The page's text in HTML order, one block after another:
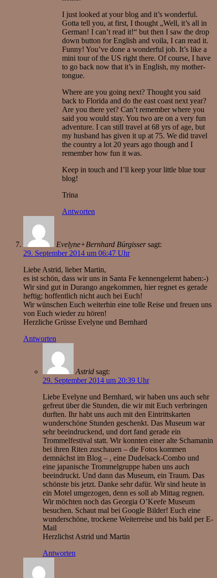
I just looked at your blog and it’s wonderful.
Gotta tell you, at first, I thought „Well, it’s all in
German! I can’t read it!“ but then I saw the drop
down button for English and voila, I can read it.
Funny! You’ve done a wonderful job. It’s like a
mini tour of the US right there. Of course, I have
to go back now that it’s in English, my mother-
tongue.
Where are you going next? Thought you said
back to Florida and do the east coast next year?
Are you there yet? Can’t remember where you
said you would stay. You two are on a very fun
adventure. I can still travel at 68 yrs of age, but
my husband has given it up at 75. We did travel
the country a lot 20 years ago though and I
remember how fun it was.
Keep in touch and I’ll keep your little blue tour
blog!
Trina
Antworten
Evelyne+Bernhard Bürgisser sagt:
29. September 2014 um 06:47 Uhr
Liebe Astrid, lieber Martin,
es ist schön, dass wir uns in Santa Fe kennengelernt haben:-)
Wir sind gut in Durango angekommen, hier regnet es gerade
heftig; hoffentlich nicht auch bei Euch!
Wir wünschen Euch weiterhin eine tolle Reise und freuen uns
von Euch wieder zu hören!
Herzliche Grüsse Evelyne und Bernhard
Antworten
Astrid sagt:
29. September 2014 um 20:39 Uhr
Liebe Evelyne und Bernhard, wir haben uns auch sehr
gefreut über die Stunden, die wir mit Euch verbringen
durften. Ihr habt uns auch mit den Eintrittskarten
wunderschöne Stunden geschenkt. Das Museum war
sehr beeindruckend, und dort fand gerade ein
Trommelfestival statt. Wir konnten einer alte Schamanin
bei ihren Riten zuschauen – die Fotos kommen
demnächst im Blog – , eine Dudelsack-Combo und
eine japanische Trommelgruppe haben uns auch
beeindruckt. Und dann das Museum, ein Traum. Das
schönste bis jetzt. Danke sehr dafür. Wir sind heute in
ein Motel umgezogen, denn es soll ab Mittag regnen.
Wir möchten noch das Georgia O’Keefe Museum
besuchen. Schaut mal bei Google Bilder! Euch eine
wunderschöne, trockene Weiterreise und bis bald per E-
Mail
Herzlichst Astrid und Martin
Antworten